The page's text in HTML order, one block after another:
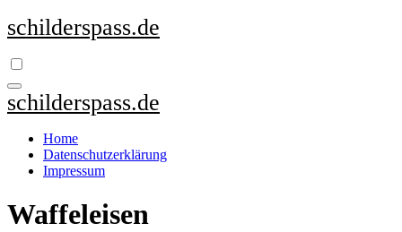
Zum
Inhalt
schilderspass.de
schilderspass.de
Home
Datenschutzerklärung
Impressum
Waffeleisen